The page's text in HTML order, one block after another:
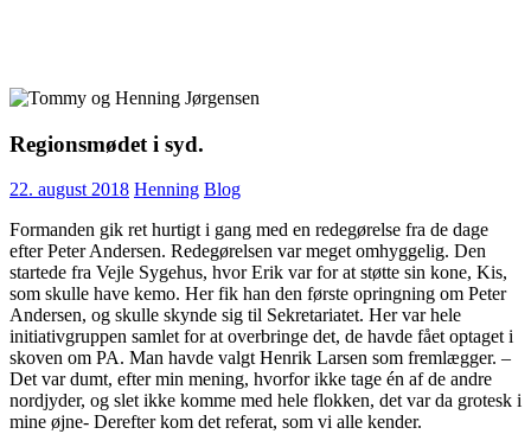
Regionsmødet i syd.
22. august 2018 Henning Blog
Formanden gik ret hurtigt i gang med en redegørelse fra de dage
efter Peter Andersen. Redegørelsen var meget omhyggelig. Den
startede fra Vejle Sygehus, hvor Erik var for at støtte sin kone, Kis,
som skulle have kemo. Her fik han den første opringning om Peter
Andersen, og skulle skynde sig til Sekretariatet. Her var hele
initiativgruppen samlet for at overbringe det, de havde fået optaget i
skoven om PA. Man havde valgt Henrik Larsen som fremlægger. –
Det var dumt, efter min mening, hvorfor ikke tage én af de andre
nordjyder, og slet ikke komme med hele flokken, det var da grotesk i
mine øjne- Derefter kom det referat, som vi alle kender.